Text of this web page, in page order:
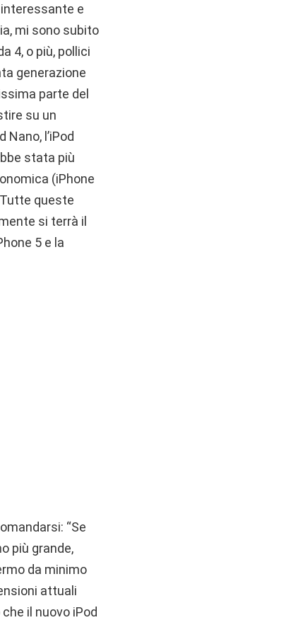
e
mi sono subito
4, o più, pollici
generazione
parte del
su un
l’iPod
stata più
(iPhone
queste
si terrà il
5 e la
“Se
più grande,
da minimo
attuali
il nuovo iPod